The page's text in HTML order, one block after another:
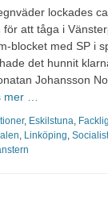
lockades
att tåga i
blocket med SP i
det hunnit
Johansson
mer …
, Eskilstuna
Linköping